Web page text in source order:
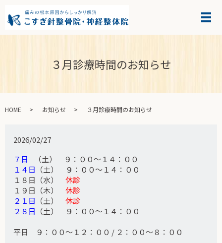
３月診療時間のお知らせ
HOME お知らせ ３月診療時間のお知らせ
2026/02/27
７日
（土） ９：００～１４：００
１４日 （土） ９：００～１４：００
１８日（水）休診
１９日（木）休診
２１日 （土）休診
２８日 （土） ９：００～１４：００
平日 ９：００～１２：００ / ２：００～８：００